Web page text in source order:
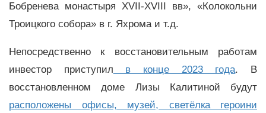
Бобренева монастыря ХVII-ХVIII вв», «Колокольни
Троицкого собора» в г. Яхрома и т.д.
Непосредственно к восстановительным работам
инвестор приступил в конце 2023 года. В
восстановленном доме Лизы Калитиной будут
расположены офисы, музей, светёлка героини